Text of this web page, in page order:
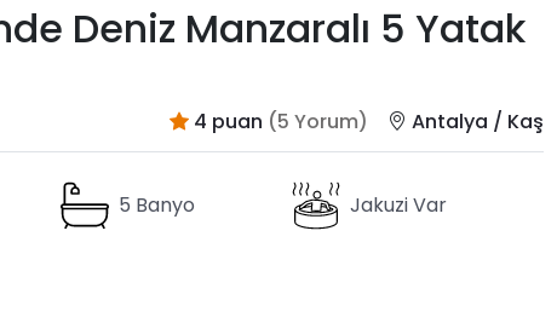
Deniz Manzaralı 5 Yatak
4 puan (5 Yorum) Antalya / Kaş
5 Banyo Jakuzi Var